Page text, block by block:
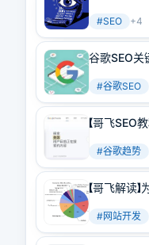
#SEO +4
谷歌SEO关
#谷歌SEO
【哥飞SEO
#谷歌趋势
【哥飞解读
#网站开发